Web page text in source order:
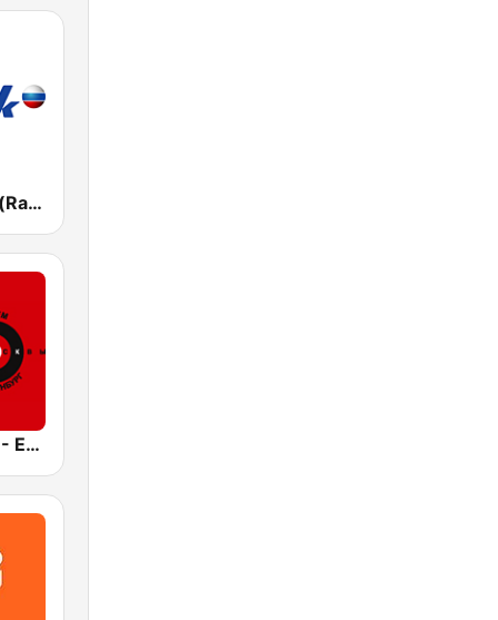
Радио Маяк (Radio Mayak)
Эхо Москвы - Екатеринбург 91.4 FM (Echo Moscow)